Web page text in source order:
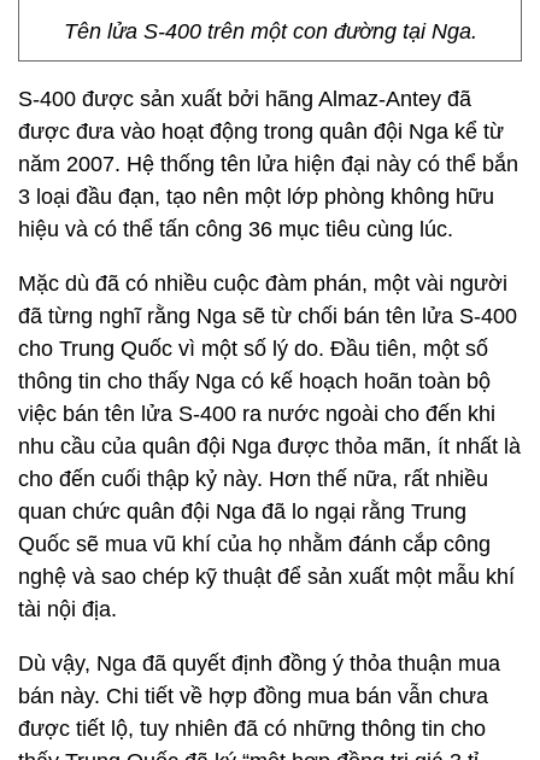
Tên lửa S-400 trên một con đường tại Nga.
S-400 được sản xuất bởi hãng Almaz-Antey đã
được đưa vào hoạt động trong quân đội Nga kể từ
năm 2007. Hệ thống tên lửa hiện đại này có thể bắn
3 loại đầu đạn, tạo nên một lớp phòng không hữu
hiệu và có thể tấn công 36 mục tiêu cùng lúc.
Mặc dù đã có nhiều cuộc đàm phán, một vài người
đã từng nghĩ rằng Nga sẽ từ chối bán tên lửa S-400
cho Trung Quốc vì một số lý do. Đầu tiên, một số
thông tin cho thấy Nga có kế hoạch hoãn toàn bộ
việc bán tên lửa S-400 ra nước ngoài cho đến khi
nhu cầu của quân đội Nga được thỏa mãn, ít nhất là
cho đến cuối thập kỷ này. Hơn thế nữa, rất nhiều
quan chức quân đội Nga đã lo ngại rằng Trung
Quốc sẽ mua vũ khí của họ nhằm đánh cắp công
nghệ và sao chép kỹ thuật để sản xuất một mẫu khí
tài nội địa.
Dù vậy, Nga đã quyết định đồng ý thỏa thuận mua
bán này. Chi tiết về hợp đồng mua bán vẫn chưa
được tiết lộ, tuy nhiên đã có những thông tin cho